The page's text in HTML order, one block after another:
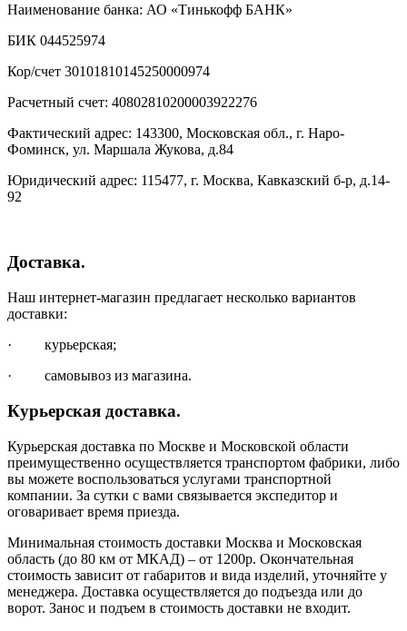
Наименование банка: АО «Тинькофф БАНК»
БИК 044525974
Кор/счет 30101810145250000974
Расчетный счет: 40802810200003922276
Фактический адрес: 143300, Московская обл., г. Наро-
Фоминск, ул. Маршала Жукова, д.84
Юридический адрес: 115477, г. Москва, Кавказский б-р, д.14-
92
Доставка.
Наш интернет-магазин предлагает несколько вариантов
доставки:
· курьерская;
· самовывоз из магазина.
Курьерская доставка.
Курьерская доставка по Москве и Московской области
преимущественно осуществляется транспортом фабрики, либо
вы можете воспользоваться услугами транспортной
компании. За сутки с вами связывается экспедитор и
оговаривает время приезда.
Минимальная стоимость доставки Москва и Московская
область (до 80 км от МКАД) – от 1200р. Окончательная
стоимость зависит от габаритов и вида изделий, уточняйте у
менеджера. Доставка осуществляется до подъезда или до
ворот. Занос и подъем в стоимость доставки не входит.